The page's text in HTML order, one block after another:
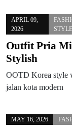
APRIL 09,
2026
Outfit Pria
Stylish
OOTD Korea style
jalan kota modern
MAY 16, 2026